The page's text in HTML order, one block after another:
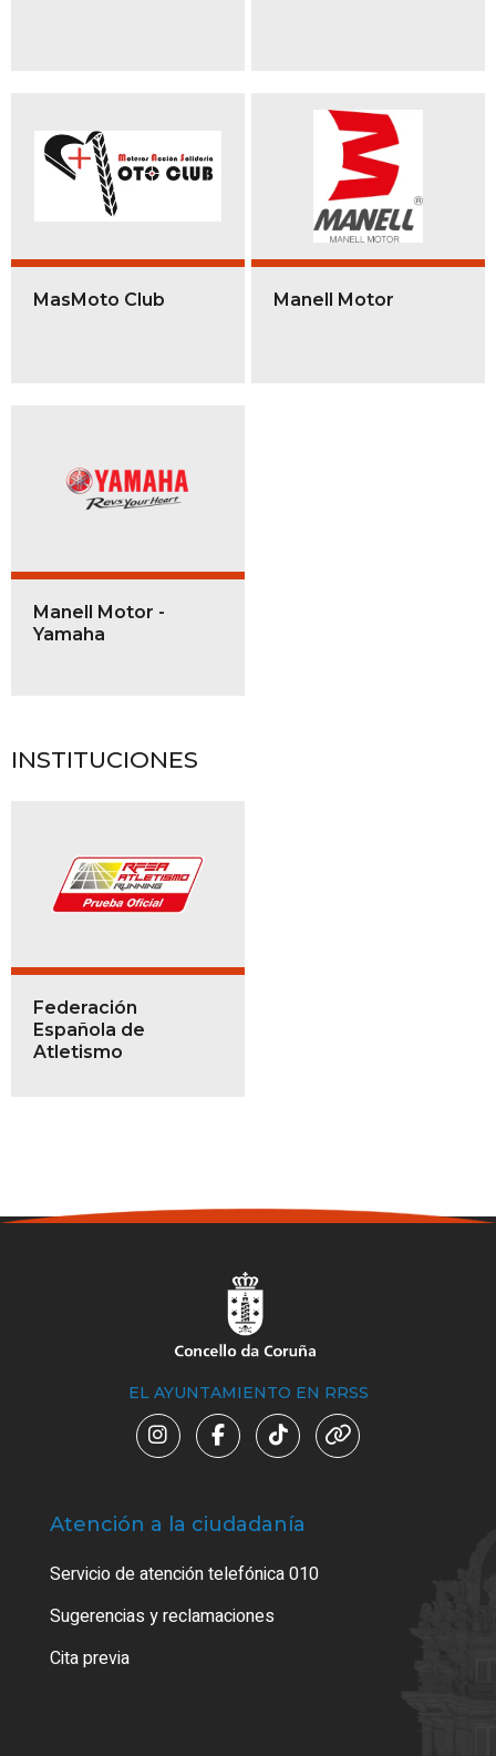
MasMoto Club Manell Motor
Manell Motor -
Yamaha
INSTITUCIONES
Federación
Española de
Atletismo
EL AYUNTAMIENTO EN RRSS
Atención a la ciudadanía
Servicio de atención telefónica 010
Sugerencias y reclamaciones
Cita previa